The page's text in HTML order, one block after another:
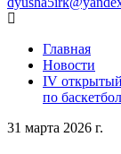
Главная
Новости
IV
по
31 марта 2026 г.